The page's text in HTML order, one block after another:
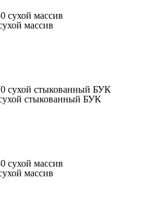
массив
стыкованный БУК
массив